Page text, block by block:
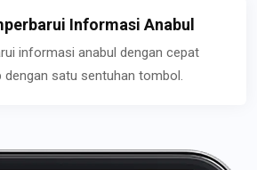
Informasi Anabul
informasi anabul dengan cepat
dengan satu sentuhan tombol.